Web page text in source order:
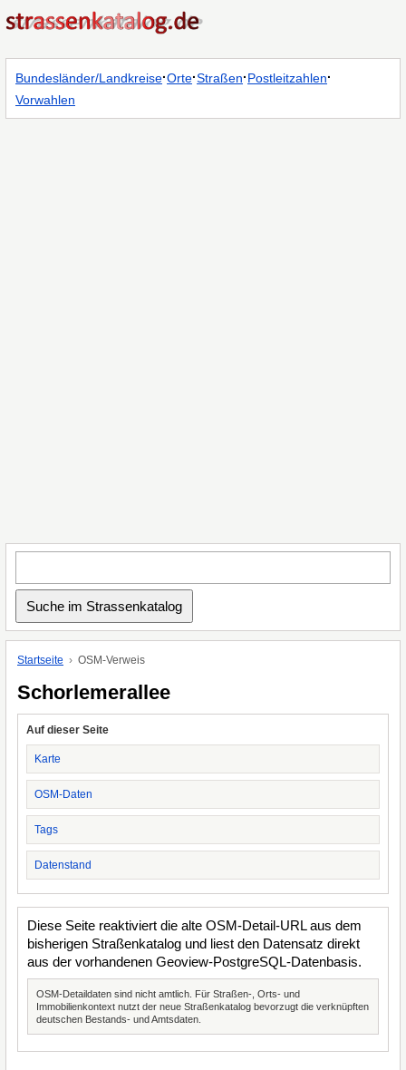
Bundesländer/Landkreise·Orte·Straßen·Postleitzahlen·
Vorwahlen
Startseite OSM-Verweis
Schorlemerallee
Auf dieser Seite
Karte
OSM-Daten
Tags
Datenstand
Diese Seite reaktiviert die alte OSM-Detail-URL aus dem
bisherigen Straßenkatalog und liest den Datensatz direkt
aus der vorhandenen Geoview-PostgreSQL-Datenbasis.
OSM-Detaildaten sind nicht amtlich. Für Straßen-, Orts- und
Immobilienkontext nutzt der neue Straßenkatalog bevorzugt die verknüpften
deutschen Bestands- und Amtsdaten.